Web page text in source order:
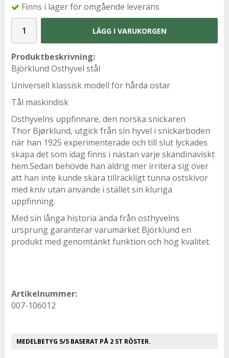
Finns i lager för omgående leverans
LÄGG I VARUKORGEN
Produktbeskrivning:
Björklund Osthyvel stål
Universell klassisk modell för hårda ostar
Tål maskindisk
Osthyvelns uppfinnare, den norska snickaren
Thor Bjørklund, utgick från sin hyvel i snickarboden
när han 1925 experimenterade och till slut lyckades
skapa det som idag finns i nästan varje skandinaviskt
hem.Sedan behövde han aldrig mer irritera sig över
att han inte kunde skära tillräckligt tunna ostskivor
med kniv utan använde i stället sin kluriga
uppfinning.
Med sin långa historia ända från osthyvelns
ursprung garanterar varumärket Björklund en
produkt med genomtänkt funktion och hög kvalitet.
Artikelnummer:
007-106012
MEDELBETYG 5/5 BASERAT PÅ 2 ST RÖSTER.